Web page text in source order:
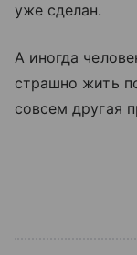
уже сделан.
А иногда
страшно жить
совсем другая